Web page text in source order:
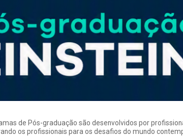
de Pós-graduação são desenvolvidos por
os profissionais para os desafios do mundo